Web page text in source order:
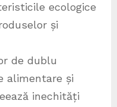
ecologice
și
de dublu
alimentare și
inechități